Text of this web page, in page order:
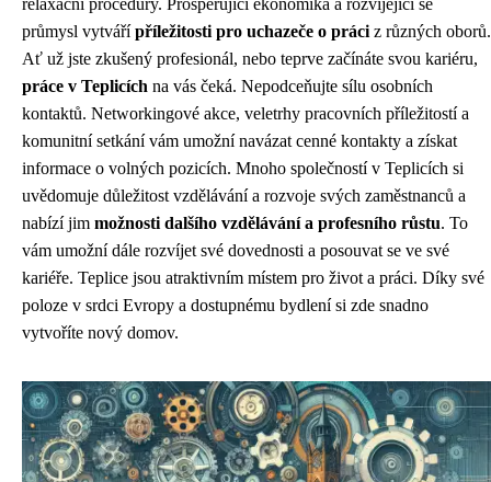
relaxační procedury. Prosperující ekonomika a rozvíjející se
průmysl vytvářípříležitosti pro uchazeče o práci z různých oborů.
Ať už jste zkušený profesionál, nebo teprve začínáte svou kariéru,
práce v Teplicích na vás čeká. Nepodceňujte sílu osobních
kontaktů. Networkingové akce, veletrhy pracovních příležitostí a
komunitní setkání vám umožní navázat cenné kontakty a získat
informace o volných pozicích. Mnoho společností v Teplicích si
uvědomuje důležitost vzdělávání a rozvoje svých zaměstnanců a
nabízí jim možnosti dalšího vzdělávání a profesního růstu. To
vám umožní dále rozvíjet své dovednosti a posouvat se ve své
kariéře. Teplice jsou atraktivním místem pro život a práci. Díky své
poloze v srdci Evropy a dostupnému bydlení si zde snadno
vytvoříte nový domov.